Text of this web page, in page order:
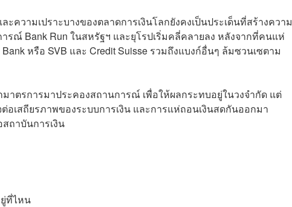
ความเปราะบางของตลาดการเงินโลกยังคงเป็นประเด็นที่สร้างความ
ณ์ Bank Run ในสหรัฐฯ และยุโรปเริ่มคลี่คลายลง หลังจากที่คนแห่
หรือ SVB และ Credit Suisse รวมถึงแบงก์อื่นๆ ล้มซวนเซตาม
าตรการมาประคองสถานการณ์ เพื่อให้ผลกระทบอยู่ในวงจำกัด แต่
เสถียรภาพของระบบการเงิน และการแห่ถอนเงินสดกันออกมา
ถาบันการเงิน
ที่ไหน